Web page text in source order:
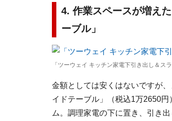
4. 作業スペースが増え
ーブル」
「ツーウェイ キッチン家電下引き出し＆ス
金額としては安くはないですが
イドテーブル」（税込1万2650
ム。調理家電の下に置き、引き